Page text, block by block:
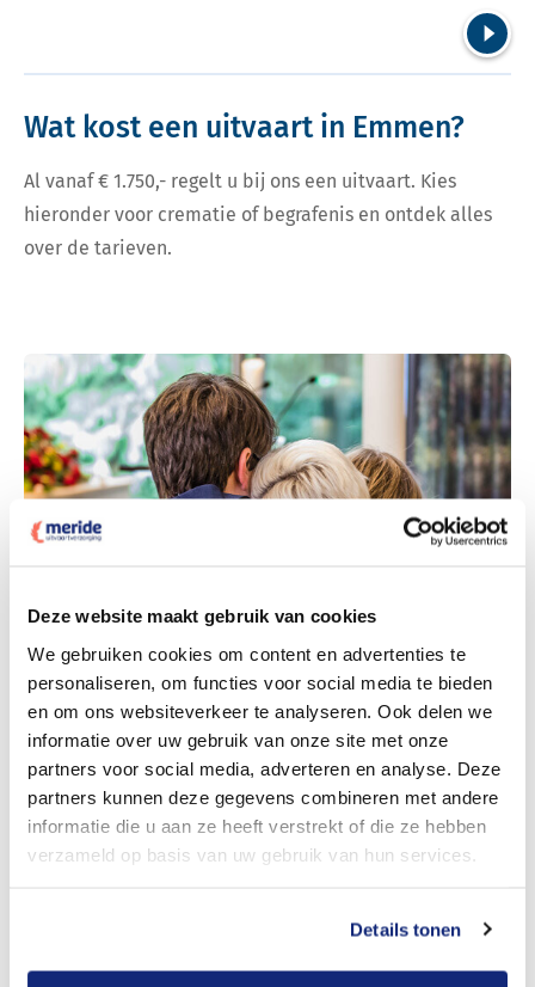
Deze website maakt gebruik van cookies
We gebruiken cookies om content en advertenties te
personaliseren, om functies voor social media te bieden
en om ons websiteverkeer te analyseren. Ook delen we
informatie over uw gebruik van onze site met onze
partners voor social media, adverteren en analyse. Deze
partners kunnen deze gegevens combineren met andere
informatie die u aan ze heeft verstrekt of die ze hebben
verzameld op basis van uw gebruik van hun services.
Details tonen
Wat kost een uitvaart in Emmen?
Al vanaf € 1.750,- regelt u bij ons een uitvaart. Kies
hieronder voor crematie of begrafenis en ontdek alles
over de tarieven.
Dit kost een crematie
Bekijk tarieven voor crematie
Dit kost een begrafenis
Bekijk tarieven voor begrafenis